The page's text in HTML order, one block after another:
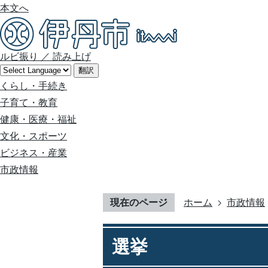
本文へ
ルビ振り ／ 読み上げ
翻訳
くらし・手続き
子育て・教育
健康・医療・福祉
文化・スポーツ
ビジネス・産業
市政情報
現在のページ ホーム 市政情報
選挙